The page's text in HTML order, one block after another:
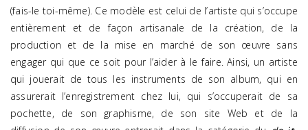
(fais-le toi-même). Ce modèle est celui de l’artiste qui s’occupe
entièrement et de façon artisanale de la création, de la
production et de la mise en marché de son œuvre sans
engager qui que ce soit pour l’aider à le faire. Ainsi, un artiste
qui jouerait de tous les instruments de son album, qui en
assurerait l’enregistrement chez lui, qui s’occuperait de sa
pochette, de son graphisme, de son site Web et de la